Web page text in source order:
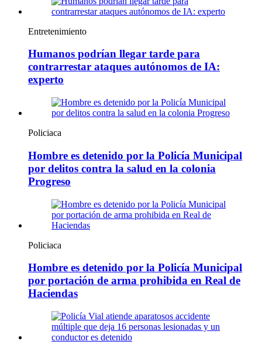
Entretenimiento
Humanos podrían llegar tarde para
contrarrestar ataques autónomos de IA:
experto
Policiaca
Hombre es detenido por la Policía Municipal
por delitos contra la salud en la colonia
Progreso
Policiaca
Hombre es detenido por la Policía Municipal
por portación de arma prohibida en Real de
Haciendas